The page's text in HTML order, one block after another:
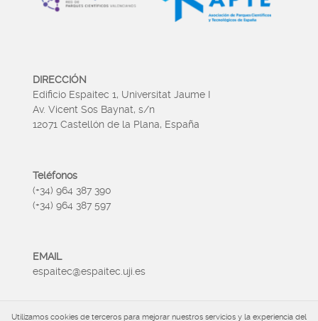
DIRECCIÓN
Edificio Espaitec 1, Universitat Jaume I
Av. Vicent Sos Baynat, s/n
12071 Castellón de la Plana, España
Teléfonos
(+34) 964 387 390
(+34) 964 387 597
EMAIL
espaitec@espaitec.uji.es
Utilizamos cookies de terceros para mejorar nuestros servicios y la experiencia del